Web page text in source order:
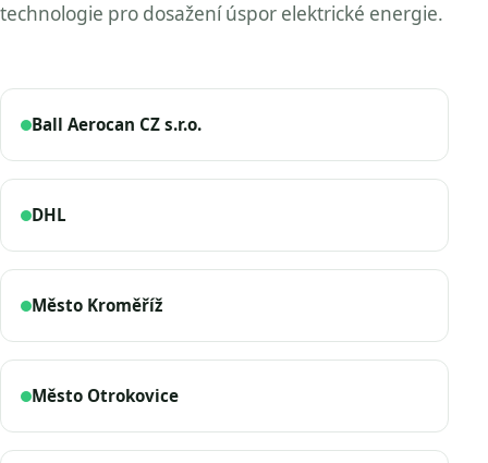
technologie pro dosažení úspor elektrické energie.
Ball Aerocan CZ s.r.o.
DHL
Město Kroměříž
Město Otrokovice